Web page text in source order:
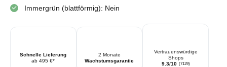
Immergrün (blattförmig): Nein
Schnelle Lieferung
ab 495 €*
2 Monate
Wachstumsgarantie
Vertrauenswürdige
Shops
9.3/10 (7129)